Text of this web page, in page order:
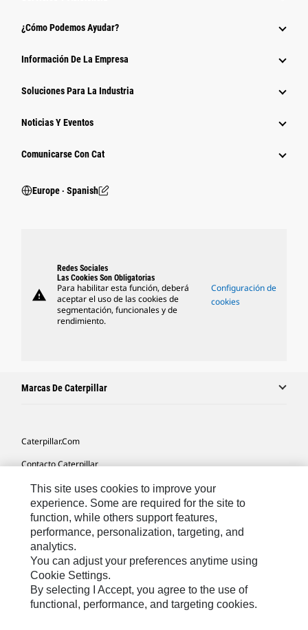
¿Cómo Podemos Ayudar?
Información De La Empresa
Soluciones Para La Industria
Noticias Y Eventos
Comunicarse Con Cat
Europe ‧ Spanish
warning
Redes Sociales
Las Cookies Son Obligatorias
Para habilitar esta función, deberá
aceptar el uso de las cookies de
segmentación, funcionales y de
rendimiento.
Configuración de
cookies
Marcas De Caterpillar
Caterpillar.com
Contacto Caterpillar
Mis Preferencias De Marketing
Mapa Del Sitio
Cookie Settings
Aviso Legal
Privacidad
This site uses cookies to improve your
experience. Some are required for the site to
function, while others support features,
performance, personalization, targeting, and
analytics.
You can adjust your preferences anytime using
Cookie Settings.
By selecting I Accept, you agree to the use of
functional, performance, and targeting cookies.